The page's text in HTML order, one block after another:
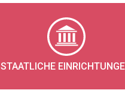
STAATLICHE